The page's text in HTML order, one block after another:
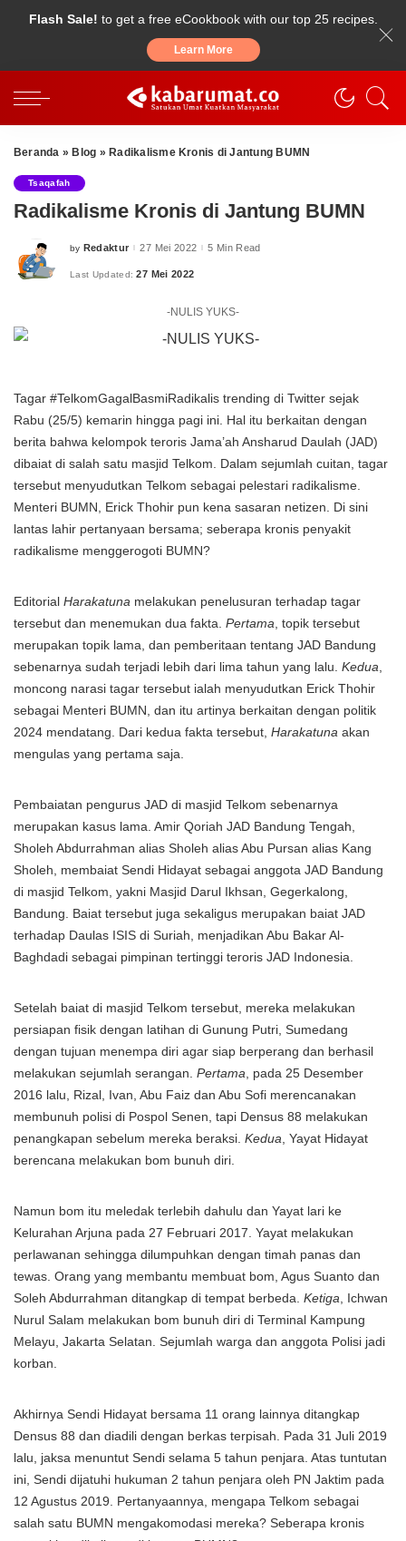
Flash Sale! to get a free eCookbook with our top 25 recipes.
Learn More
Beranda » Blog » Radikalisme Kronis di Jantung BUMN
Tsaqafah
Radikalisme Kronis di Jantung BUMN
Posted
by Redaktur 27 Mei 2022 5 Min Read
Last Updated: 27 Mei 2022
-NULIS YUKS-
Tagar #TelkomGagalBasmiRadikalis trending di Twitter sejak
Rabu (25/5) kemarin hingga pagi ini. Hal itu berkaitan dengan
berita bahwa kelompok teroris Jama’ah Ansharud Daulah (JAD)
dibaiat di salah satu masjid Telkom. Dalam sejumlah cuitan, tagar
tersebut menyudutkan Telkom sebagai pelestari radikalisme.
Menteri BUMN, Erick Thohir pun kena sasaran netizen. Di sini
lantas lahir pertanyaan bersama; seberapa kronis penyakit
radikalisme menggerogoti BUMN?
Editorial Harakatuna melakukan penelusuran terhadap tagar
tersebut dan menemukan dua fakta. Pertama , topik tersebut
merupakan topik lama, dan pemberitaan tentang JAD Bandung
sebenarnya sudah terjadi lebih dari lima tahun yang lalu. Kedua
moncong narasi tagar tersebut ialah menyudutkan Erick Thohir
sebagai Menteri BUMN, dan itu artinya berkaitan dengan politik
2024 mendatang. Dari kedua fakta tersebut, Harakatuna akan
mengulas yang pertama saja.
Pembaiatan pengurus JAD di masjid Telkom sebenarnya
merupakan kasus lama. Amir Qoriah JAD Bandung Tengah,
Sholeh Abdurrahman alias Sholeh alias Abu Pursan alias Kang
Sholeh, membaiat Sendi Hidayat sebagai anggota JAD Bandung
di masjid Telkom, yakni Masjid Darul Ikhsan, Gegerkalong,
Bandung. Baiat tersebut juga sekaligus merupakan baiat JAD
terhadap Daulas ISIS di Suriah, menjadikan Abu Bakar Al-
Baghdadi sebagai pimpinan tertinggi teroris JAD Indonesia.
Setelah baiat di masjid Telkom tersebut, mereka melakukan
persiapan fisik dengan latihan di Gunung Putri, Sumedang
dengan tujuan menempa diri agar siap berperang dan berhasil
melakukan sejumlah serangan. Pertama , pada 25 Desember
2016 lalu, Rizal, Ivan, Abu Faiz dan Abu Sofi merencanakan
membunuh polisi di Pospol Senen, tapi Densus 88 melakukan
penangkapan sebelum mereka beraksi. Kedua , Yayat Hidayat
berencana melakukan bom bunuh diri.
Namun bom itu meledak terlebih dahulu dan Yayat lari ke
Kelurahan Arjuna pada 27 Februari 2017. Yayat melakukan
perlawanan sehingga dilumpuhkan dengan timah panas dan
tewas. Orang yang membantu membuat bom, Agus Suanto dan
Soleh Abdurrahman ditangkap di tempat berbeda. Ketiga , Ichwan
Nurul Salam melakukan bom bunuh diri di Terminal Kampung
Melayu, Jakarta Selatan. Sejumlah warga dan anggota Polisi jadi
korban.
Akhirnya Sendi Hidayat bersama 11 orang lainnya ditangkap
Densus 88 dan diadili dengan berkas terpisah. Pada 31 Juli 2019
lalu, jaksa menuntut Sendi selama 5 tahun penjara. Atas tuntutan
ini, Sendi dijatuhi hukuman 2 tahun penjara oleh PN Jaktim pada
12 Agustus 2019. Pertanyaannya, mengapa Telkom sebagai
salah satu BUMN mengakomodasi mereka? Seberapa kronis